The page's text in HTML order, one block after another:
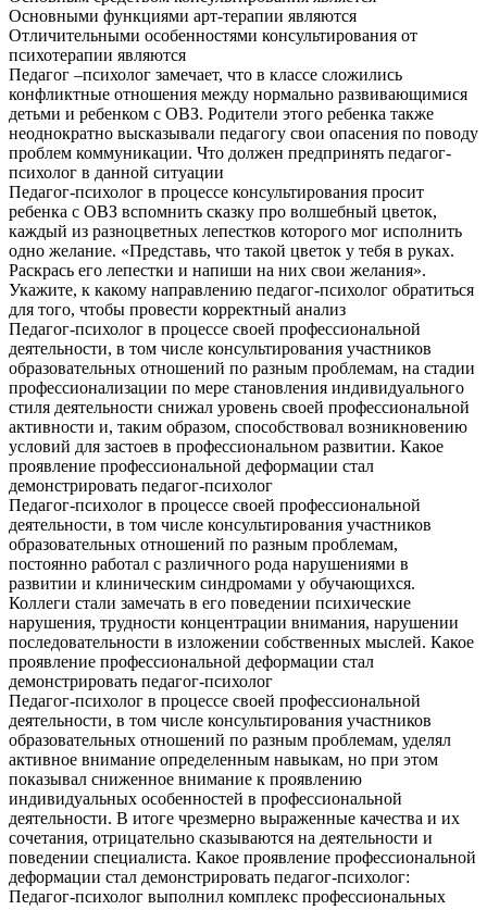
Основными функциями арт-терапии являются
Отличительными особенностями консультирования от
психотерапии являются
Педагог –психолог замечает, что в классе сложились
конфликтные отношения между нормально развивающимися
детьми и ребенком с ОВЗ. Родители этого ребенка также
неоднократно высказывали педагогу свои опасения по поводу
проблем коммуникации. Что должен предпринять педагог-
психолог в данной ситуации
Педагог-психолог в процессе консультирования просит
ребенка с ОВЗ вспомнить сказку про волшебный цветок,
каждый из разноцветных лепестков которого мог исполнить
одно желание. «Представь, что такой цветок у тебя в руках.
Раскрась его лепестки и напиши на них свои желания».
Укажите, к какому направлению педагог-психолог обратиться
для того, чтобы провести корректный анализ
Педагог-психолог в процессе своей профессиональной
деятельности, в том числе консультирования участников
образовательных отношений по разным проблемам, на стадии
профессионализации по мере становления индивидуального
стиля деятельности снижал уровень своей профессиональной
активности и, таким образом, способствовал возникновению
условий для застоев в профессиональном развитии. Какое
проявление профессиональной деформации стал
демонстрировать педагог-психолог
Педагог-психолог в процессе своей профессиональной
деятельности, в том числе консультирования участников
образовательных отношений по разным проблемам,
постоянно работал с различного рода нарушениями в
развитии и клиническим синдромами у обучающихся.
Коллеги стали замечать в его поведении психические
нарушения, трудности концентрации внимания, нарушении
последовательности в изложении собственных мыслей. Какое
проявление профессиональной деформации стал
демонстрировать педагог-психолог
Педагог-психолог в процессе своей профессиональной
деятельности, в том числе консультирования участников
образовательных отношений по разным проблемам, уделял
активное внимание определенным навыкам, но при этом
показывал сниженное внимание к проявлению
индивидуальных особенностей в профессиональной
деятельности. В итоге чрезмерно выраженные качества и их
сочетания, отрицательно сказываются на деятельности и
поведении специалиста. Какое проявление профессиональной
деформации стал демонстрировать педагог-психолог:
Педагог-психолог выполнил комплекс профессиональных